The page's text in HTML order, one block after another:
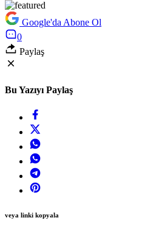
Google'da Abone Ol
0
Paylaş
Bu Yazıyı Paylaş
veya linki kopyala